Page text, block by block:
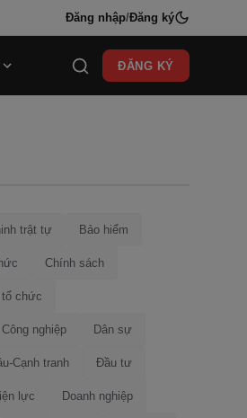
Đăng nhập/Đăng ký
ĐĂNG KÝ
trật tự Bảo hiểm
Chính sách
chức
Công nghiệp Dân sự
Cạnh tranh Đầu tư
lực Doanh nghiệp